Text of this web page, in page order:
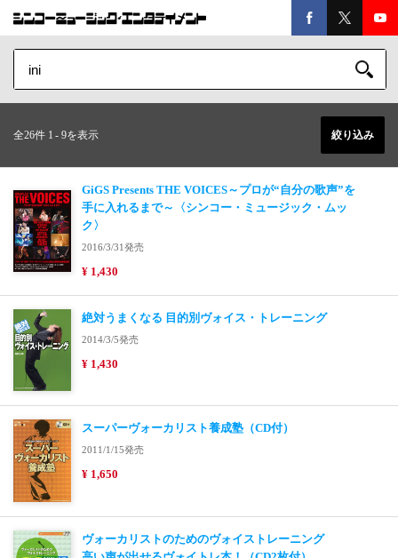
全26件 1 - 9を表示 絞り込み
GiGS Presents THE VOICES～プロが“自分の歌声”を
手に入れるまで～〈シンコー・ミュージック・ムッ
ク〉
2016/3/31発売
¥ 1,430
絶対うまくなる 目的別ヴォイス・トレーニング
2014/3/5発売
¥ 1,430
スーパーヴォーカリスト養成塾（CD付）
2011/1/15発売
¥ 1,650
ヴォーカリストのためのヴォイストレーニング